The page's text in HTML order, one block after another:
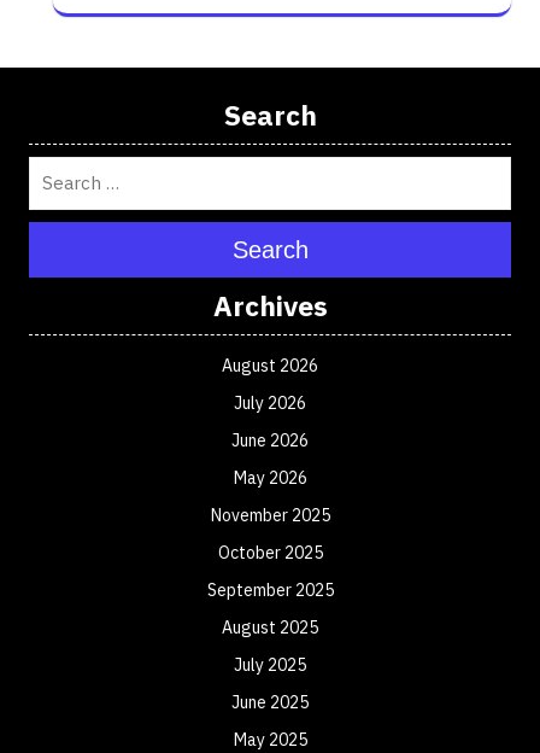
Search
Search
Archives
August 2026
July 2026
June 2026
May 2026
November 2025
October 2025
September 2025
August 2025
July 2025
June 2025
May 2025